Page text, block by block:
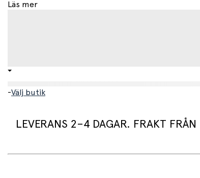
Läs mer
-Välj butik
LEVERANS 2–4 DAGAR. FRAKT